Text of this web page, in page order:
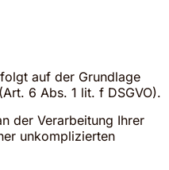
auf der Grundlage
6 Abs. 1 lit. f DSGVO).
der Verarbeitung Ihrer
unkomplizierten